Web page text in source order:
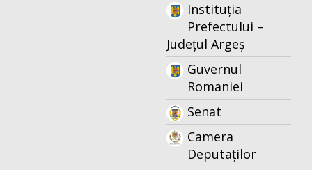
Instituția
Prefectului –
Județul Argeș
Guvernul
Romaniei
Senat
Camera
Deputaților